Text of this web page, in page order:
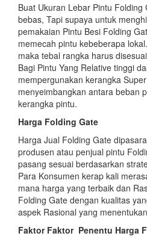
Buat Ukuran Lebar Pintu
bebas, Tapi supaya untuk
pemakaian Pintu Besi Folding
memecah pintu kebeberapa
maka tebal rangka harus
Bagi Pintu Yang Relative tinggi
mempergunakan kerangka
menyeimbangkan antara beban
kerangka pintu.
Harga Folding Gate
Harga Jual Folding Gate
produsen atau penjual pintu
pasang sesuai berdasarkan
Para Konsumen kerap kali
mana harga yang terbaik dan
Folding Gate dengan kualitas
aspek Rasional yang
Faktor Faktor Penentu Harga